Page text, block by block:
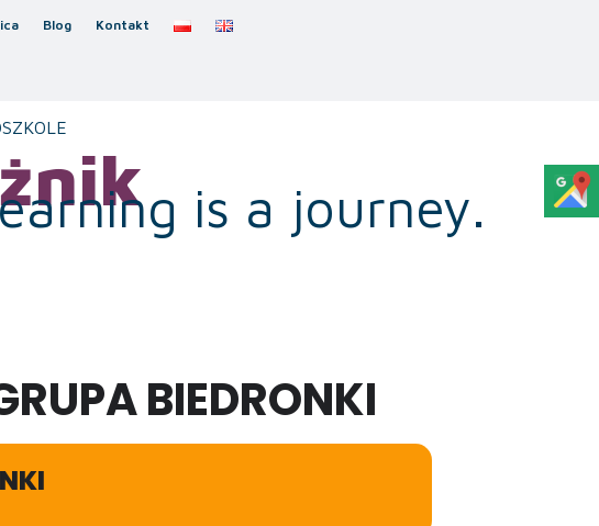
Blog Kontakt
is a journey.
BIEDRONKI